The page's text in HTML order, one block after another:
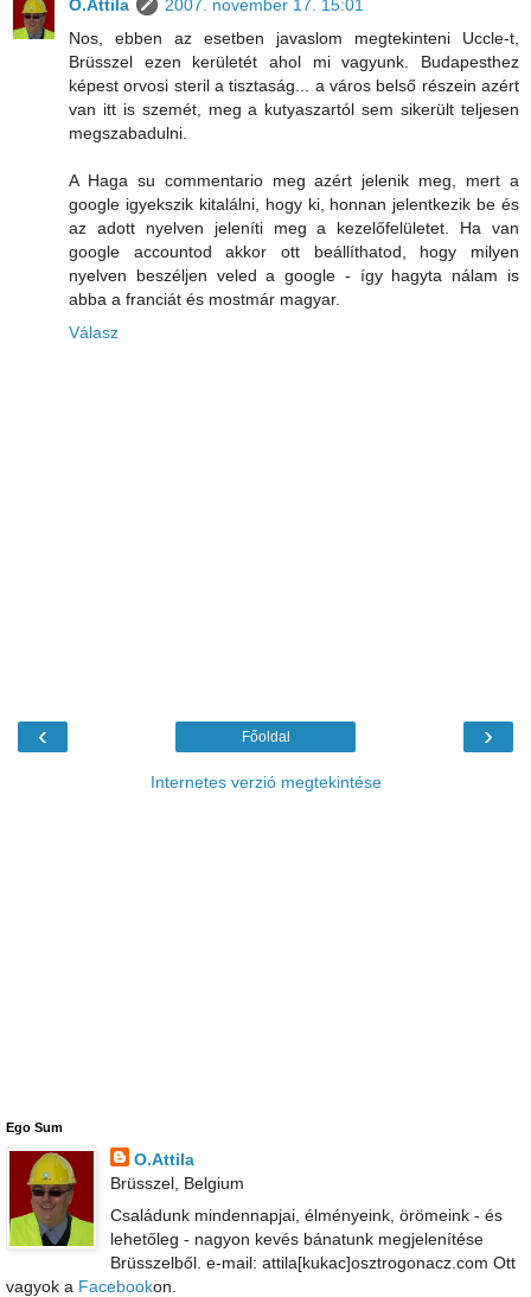
O.Attila
2007. november 17. 15:01
Nos, ebben az esetben javaslom megtekinteni Uccle-t,
Brüsszel ezen kerületét ahol mi vagyunk. Budapesthez
képest orvosi steril a tisztaság... a város belső részein azért
van itt is szemét, meg a kutyaszartól sem sikerült teljesen
megszabadulni.
A Haga su commentario meg azért jelenik meg, mert a
google igyekszik kitalálni, hogy ki, honnan jelentkezik be és
az adott nyelven jeleníti meg a kezelőfelületet. Ha van
google accountod akkor ott beállíthatod, hogy milyen
nyelven beszéljen veled a google - így hagyta nálam is
abba a franciát és mostmár magyar.
Válasz
‹ ›
Főoldal
Internetes verzió megtekintése
Ego Sum
O.Attila
Brüsszel, Belgium
Családunk mindennapjai, élményeink, örömeink - és
lehetőleg - nagyon kevés bánatunk megjelenítése
Brüsszelből. e-mail: attila[kukac]osztrogonacz.com Ott
vagyok a Facebookon.